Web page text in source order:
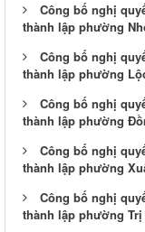
Công bố nghị
thành lập phường
Công bố nghị
thành lập phường
Công bố nghị
thành lập phường
Công bố nghị
thành lập phường
Công bố nghị
thành lập phường Trị